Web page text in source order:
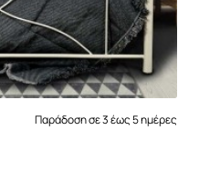
Παράδοση σε 3 έως 5 ημέρες